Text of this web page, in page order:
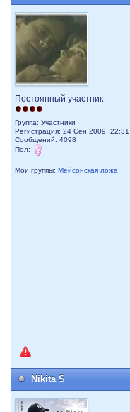
Постоянный участник
Группа: Участники
Регистрация: 24 Сен 2009, 22:31
Сообщений: 4098
Пол:
Мои группы:Мейсонская ложа
Nikita S